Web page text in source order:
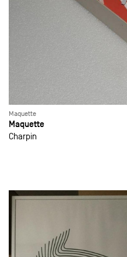
Maquette
Maquette
Charpin